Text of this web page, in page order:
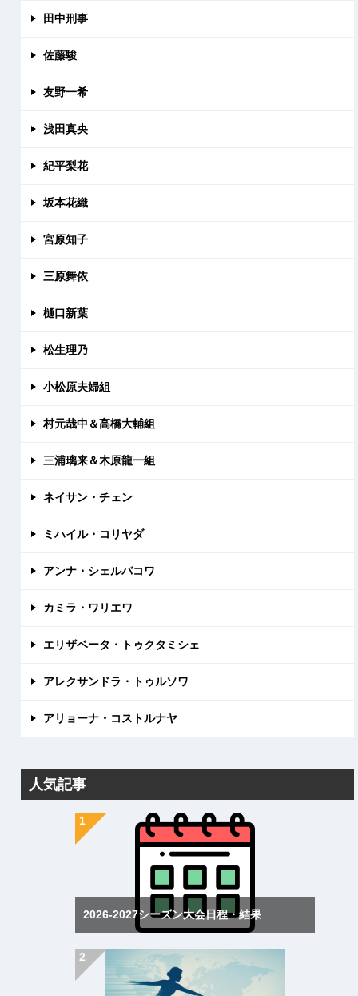
田中刑事
佐藤駿
友野一希
浅田真央
紀平梨花
坂本花織
宮原知子
三原舞依
樋口新葉
松生理乃
小松原夫婦組
村元哉中＆高橋大輔組
三浦璃来＆木原龍一組
ネイサン・チェン
ミハイル・コリヤダ
アンナ・シェルバコワ
カミラ・ワリエワ
エリザベータ・トゥクタミシェ
アレクサンドラ・トゥルソワ
アリョーナ・コストルナヤ
人気記事
2026-2027シーズン大会日程・結果